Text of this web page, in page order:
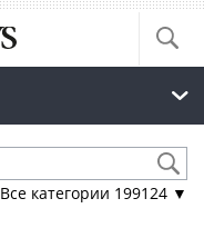
Все категории 199124 ▼